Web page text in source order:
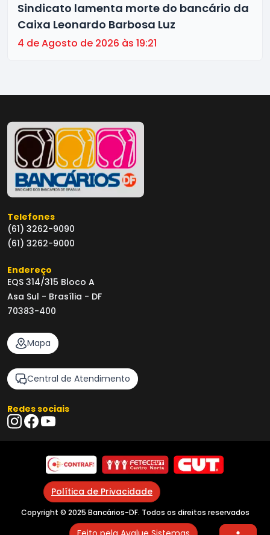
Sindicato lamenta morte do bancário da
Caixa Leonardo Barbosa Luz
4 de Agosto de 2026 às 19:21
Telefones
(61) 3262-9090
(61) 3262-9000
Endereço
EQS 314/315 Bloco A
Asa Sul - Brasília - DF
70383-400
Mapa
Central de Atendimento
Redes sociais
Política de Privacidade
Copyright © 2025 Bancários-DF. Todos os direitos reservados